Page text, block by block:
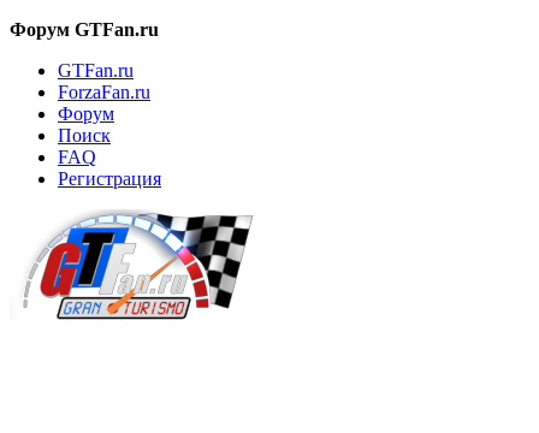
Форум GTFan.ru
GTFan.ru
ForzaFan.ru
Форум
Поиск
FAQ
Регистрация